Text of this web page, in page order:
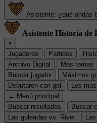
Asistente: ¿qué andás
Asistente Historia de
×
Jugadores
Partidos
Archivo Digital
Más temas
Buscar jugador
Máximos
Debutaron con gol
Los
← Menú principal
Buscar resultados
Buscar
Las goleadas vs. River